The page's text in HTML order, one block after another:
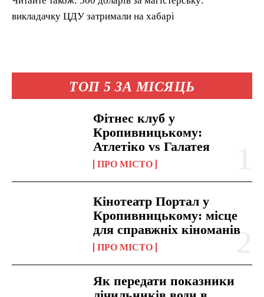
ТОП 5 ЗА МІСЯЦЬ
Фітнес клуб у
Кропивницькому:
Атлетіко vs Галатея
ПРО МІСТО
Кінотеатр Портал у
Кропивницькому: місце
для справжніх кіноманів
ПРО МІСТО
Як передати показники
викладачку ЦДУ затримали на хабарі